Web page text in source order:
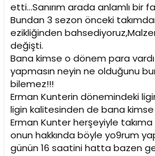
etti...Sanırım arada anlamlı bir
Bundan 3 sezon önceki
ezikliğinden
değişti.
Bana kimse o dönem para
yapmasın neyin ne olduğunu
bilemez!!!
Erman Kunterin dönemindeki
ligin kalitesinden de bana
Erman Kunter herşeyiyle
onun hakkında böyle yo9rum
günün 16 saatini hatta bazen